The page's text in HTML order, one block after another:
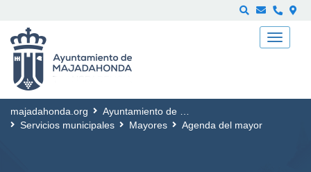
majadahonda.org
Ayuntamiento de Majadahonda
Servicios municipales
Mayores Agenda del mayor